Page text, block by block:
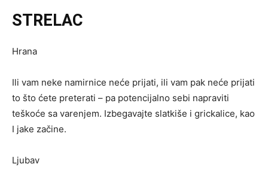
STRELAC
Hrana
Ili vam neke namirnice neće prijati, ili vam pak neće prijati
to što ćete preterati – pa potencijalno sebi napraviti
teškoće sa varenjem. Izbegavajte slatkiše i grickalice, kao
I jake začine.
Ljubav